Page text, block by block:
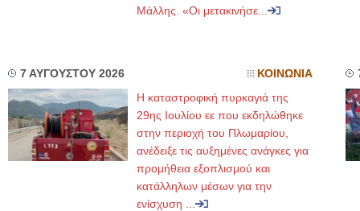
Μάλλης. «Οι μετακινήσε...
7 ΑΥΓΟΥΣΤΟΥ 2026 ΚΟΙΝΩΝΙΑ
Η καταστροφική πυρκαγιά της
29ης Ιουλίου εε που εκδηλώθηκε
στην περιοχή του Πλωμαρίου,
ανέδειξε τις αυξημένες ανάγκες για
προμήθεια εξοπλισμού και
κατάλληλων μέσων για την
ενίσχυση ...